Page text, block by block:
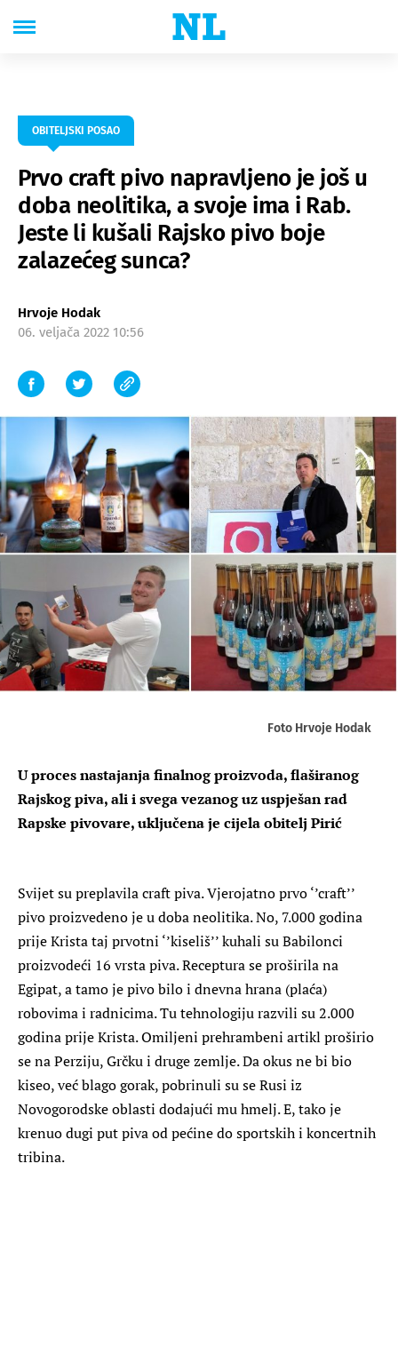
OBITELJSKI POSAO
Prvo craft pivo napravljeno je još u
doba neolitika, a svoje ima i Rab.
Jeste li kušali Rajsko pivo boje
zalazećeg sunca?
Hrvoje Hodak
06. veljača 2022 10:56
Foto Hrvoje Hodak
U proces nastajanja finalnog proizvoda, flaširanog
Rajskog piva, ali i svega vezanog uz uspješan rad
Rapske pivovare, uključena je cijela obitelj Pirić
Svijet su preplavila craft piva. Vjerojatno prvo ‘’craft’’
pivo proizvedeno je u doba neolitika. No, 7.000 godina
prije Krista taj prvotni ‘’kiseliš’’ kuhali su Babilonci
proizvodeći 16 vrsta piva. Receptura se proširila na
Egipat, a tamo je pivo bilo i dnevna hrana (plaća)
robovima i radnicima. Tu tehnologiju razvili su 2.000
godina prije Krista. Omiljeni prehrambeni artikl proširio
se na Perziju, Grčku i druge zemlje. Da okus ne bi bio
kiseo, već blago gorak, pobrinuli su se Rusi iz
Novogorodske oblasti dodajući mu hmelj. E, tako je
krenuo dugi put piva od pećine do sportskih i koncertnih
tribina.